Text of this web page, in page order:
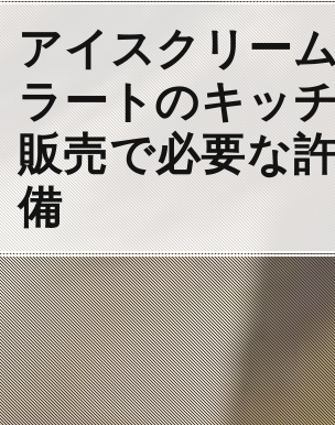
アイスクリー
ラートのキッ
販売で必要な
備